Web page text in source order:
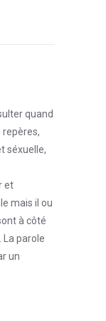
quand
repères,
séxuelle,
et
mais il ou
à côté
La parole
un